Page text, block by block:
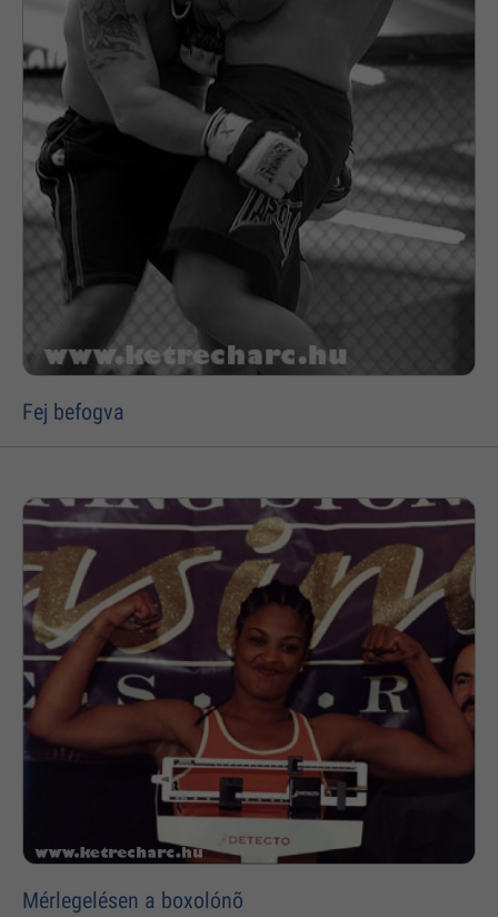
Fej befogva
Mérlegelésen a boxolónõ